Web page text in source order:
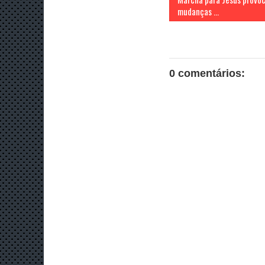
mudanças ...
0 comentários: